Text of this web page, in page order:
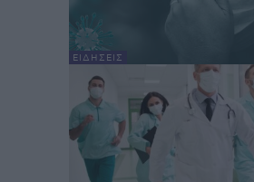
ΕΙΔΉΣΕΙΣ